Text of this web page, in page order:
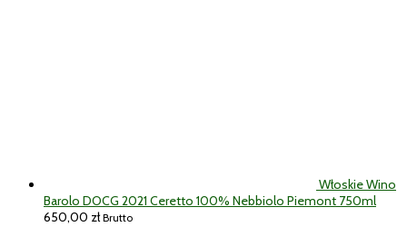
Włoskie Wino
Barolo DOCG 2021 Ceretto 100% Nebbiolo Piemont 750ml
650,00 zł Brutto